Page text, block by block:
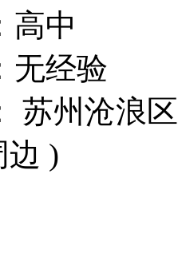
高中
无经验
苏州沧浪
边 )